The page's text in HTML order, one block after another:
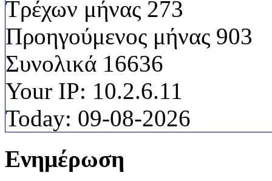
Τρέχων μήνας 273
Προηγούμενος μήνας 903
Συνολικά 16636
Your IP: 10.2.6.11
Today: 09-08-2026
Ενημέρωση